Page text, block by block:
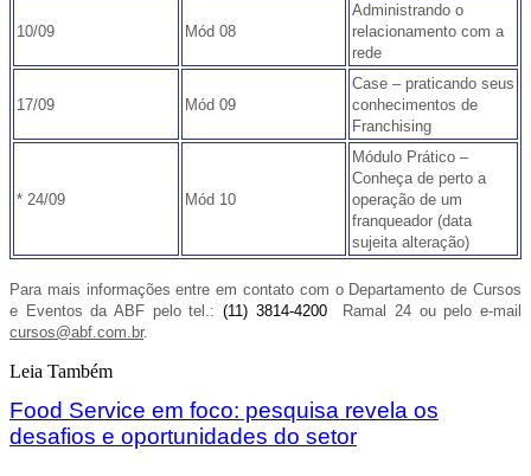
10/09 Mód 08
Administrando o
relacionamento com a
rede
17/09 Mód 09
Case – praticando seus
conhecimentos de
Franchising
* 24/09 Mód 10
Módulo Prático –
Conheça de perto a
operação de um
franqueador (data
sujeita alteração)
Para mais informações entre em contato com o Departamento de Cursos
e Eventos da ABF pelo tel.:(11) 3814-4200Ramal 24 ou pelo e-mail
cursos@abf.com.br.
Leia Também
Food Service em foco: pesquisa revela os
desafios e oportunidades do setor